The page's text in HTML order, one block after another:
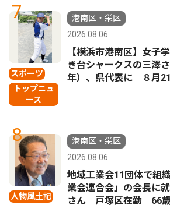
7
スポーツ
トップニュ
ース
港南区・栄区
2026.08.06
【横浜市港南区】女
き台シャークスの三澤
年）、県代表に ８月
8
人物風土記
港南区・栄区
2026.08.06
地域工業会11団体で組
業会連合会」の会長に
さん 戸塚区在勤 66